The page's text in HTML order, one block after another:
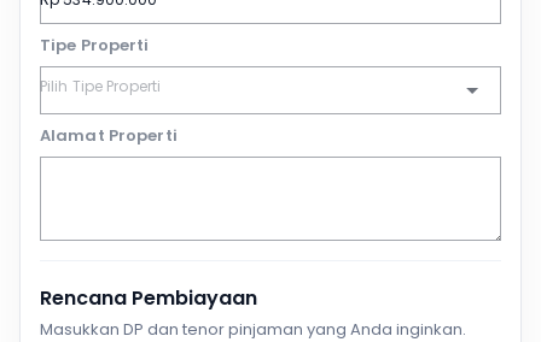
Tipe Properti
Alamat Properti
Rencana Pembiayaan
Masukkan DP dan tenor pinjaman yang Anda inginkan.